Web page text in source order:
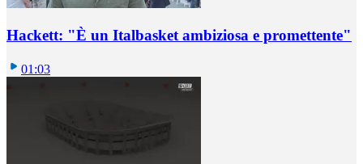
Hackett: "È un Italbasket ambiziosa e promettente"
01:03